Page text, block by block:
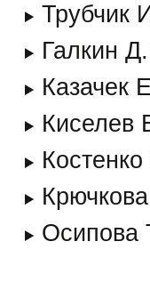
Трубчик
Галкин
Казачек
Киселев
Осипова